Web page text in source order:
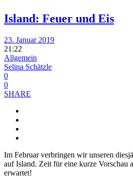
Island: Feuer und Eis
23. Januar 2019
21:22
Allgemein
Selina Schätzle
0
0
SHARE
Im Februar verbringen wir unseren
auf Island. Zeit für eine kurze Vorschau
erwartet!